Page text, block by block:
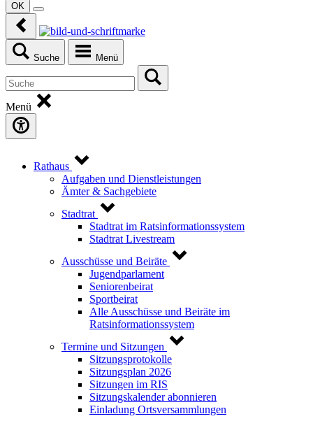
OK
Suche Menü
Menü
Rathaus
Aufgaben und Dienstleistungen
Ämter & Sachgebiete
Stadtrat
Stadtrat im Ratsinformationssystem
Stadtrat Livestream
Ausschüsse und Beiräte
Jugendparlament
Seniorenbeirat
Sportbeirat
Alle Ausschüsse und Beiräte im
Ratsinformationssystem
Termine und Sitzungen
Sitzungsprotokolle
Sitzungsplan 2026
Sitzungen im RIS
Sitzungskalender abonnieren
Einladung Ortsversammlungen